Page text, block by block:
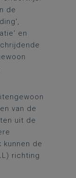
de
en
van de
uit de
kunnen de
richting